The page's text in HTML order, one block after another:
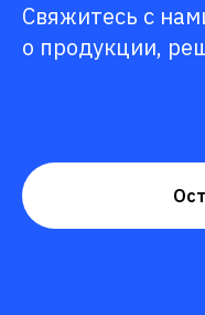
Свяжитесь с
о продукции,